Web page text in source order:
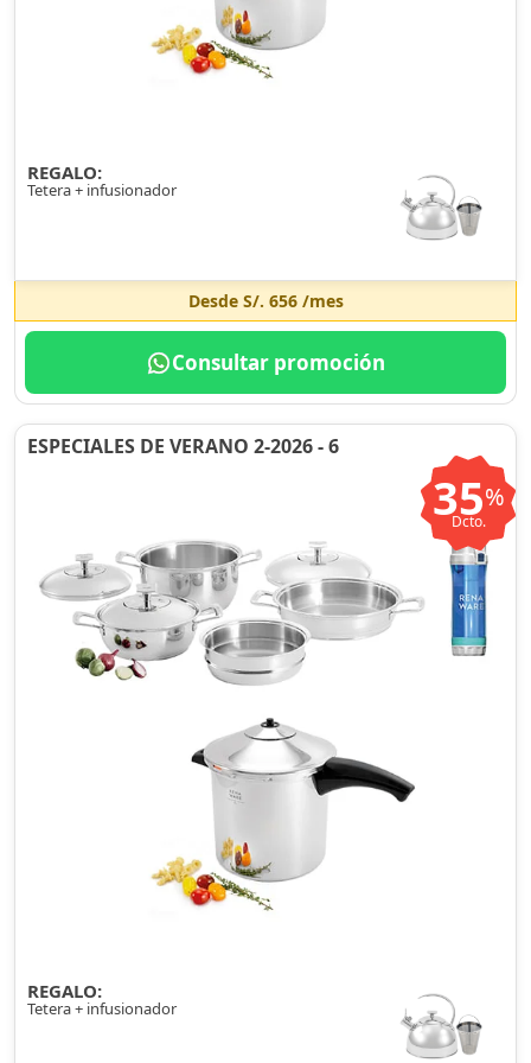
REGALO:
Tetera + infusionador
Desde S/. 656/mes
Consultar promoción
ESPECIALES DE VERANO 2-2026 - 6
35%
Dcto.
REGALO:
Tetera + infusionador